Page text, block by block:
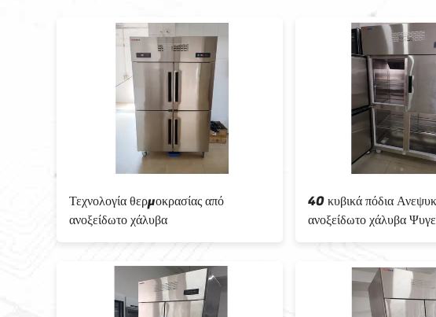
Τεχνολογία θερμοκρασίας από
ανοξείδωτο χάλυβα
40 κυβικά πόδια Ανεψυκτικό από
ανοξείδωτο χάλυβα Ψυγείο με
ρυθμιζόμενα ράφια